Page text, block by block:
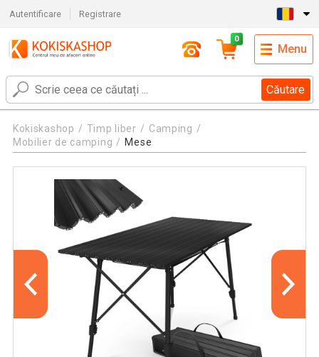
Autentificare Registrare
Căutare
0
Menu
Kokiskashop Timp liber
Camping
Mobilier de camping
Mese